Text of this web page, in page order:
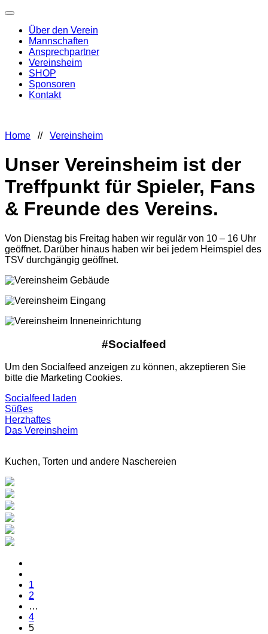
Über den Verein
Mannschaften
Ansprechpartner
Vereinsheim
SHOP
Sponsoren
Kontakt
Home // Vereinsheim
Unser Vereinsheim ist der
Treffpunkt für Spieler, Fans
& Freunde des Vereins.
Von Dienstag bis Freitag haben wir regulär von 10 – 16 Uhr
geöffnet. Darüber hinaus haben wir bei jedem Heimspiel des
TSV durchgängig geöffnet.
#Socialfeed
Um den Socialfeed anzeigen zu können, akzeptieren Sie
bitte die Marketing Cookies.
Socialfeed laden
Süßes
Herzhaftes
Das Vereinsheim
Kuchen, Torten und andere Naschereien
1
2
…
4
5